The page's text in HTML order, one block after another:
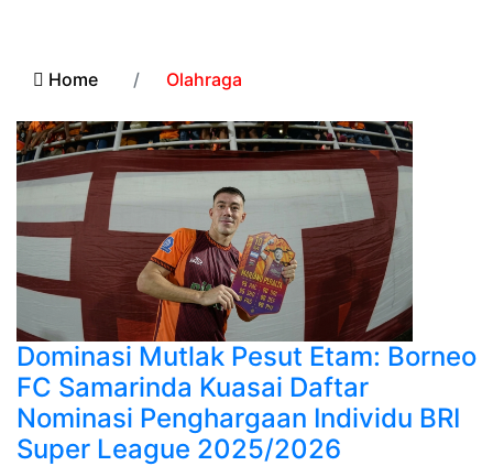
Home Olahraga
Dominasi Mutlak Pesut Etam: Borneo
FC Samarinda Kuasai Daftar
Nominasi Penghargaan Individu BRI
Super League 2025/2026